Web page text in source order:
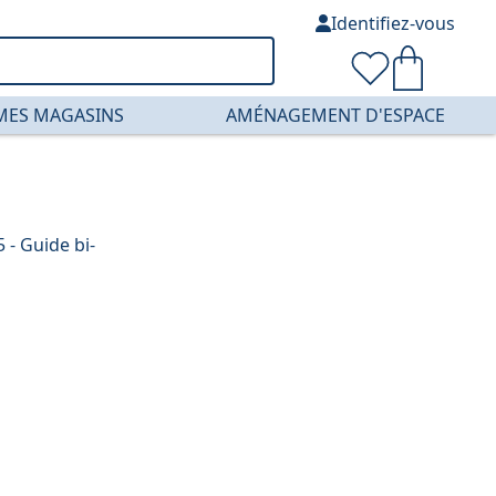
MAGASINS AMÉNAGEMENT D'ESPACE
Identifiez-vous
- Guide bi-